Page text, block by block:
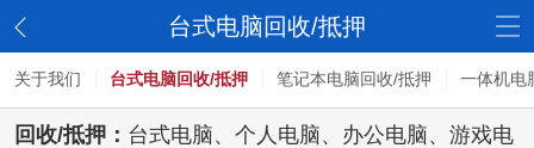
台式电脑回收/抵押
关于我们 台式电脑回收/抵押 笔记本电脑回收/抵押 一体机电
回收/抵押： 台式电脑、个人电脑、办公电脑、游戏电